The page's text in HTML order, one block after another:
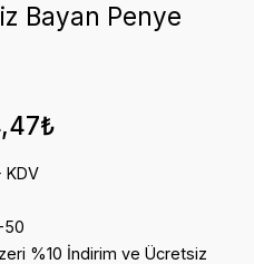
Bayan Penye
KDV
50
%10 İndirim ve Ücretsiz